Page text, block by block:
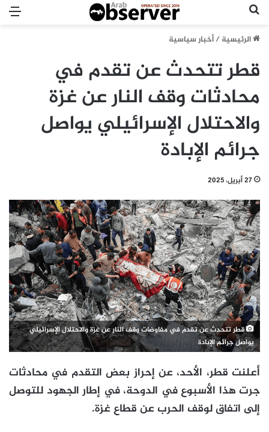
الرئيسية/أخبار سياسية
قطر تتحدث عن تقدم في
محادثات وقف النار عن غزة
والاحتلال الإسرائيلي يواصل
جرائم الإبادة
27 أبريل، 2025
قطر تتحدث عن تقدم في مفاوضات وقف النار عن غزة والاحتلال الإسرائيلي
يواصل جرائم الإبادة
أعلنت قطر، الأحد، عن إحراز بعض التقدم في محادثات
جرت هذا الأسبوع في الدوحة، في إطار الجهود للتوصل
إلى اتفاق لوقف الحرب عن قطاع غزة.